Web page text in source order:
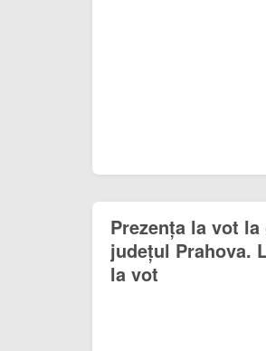
Prezența la vot
județul Prahova.
la vot